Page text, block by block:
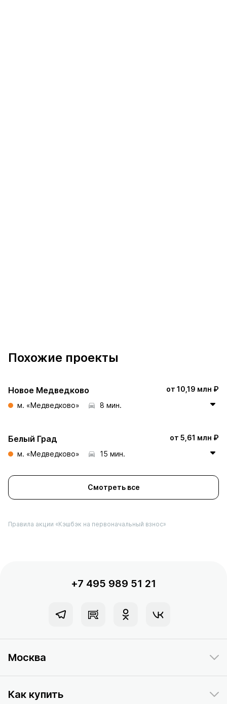
Похожие проекты
Новое Медведково
от 10,19 млн ₽
м. «Медведково»
8 мин.
Белый Град
от 5,61 млн ₽
м. «Медведково»
15 мин.
Смотреть все
Правила акции «Кэшбэк на первоначальный взнос»
+7 495 989 51 21
Москва
Как купить